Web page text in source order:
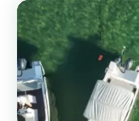
en charmante
Geen Vergunning Vereist: